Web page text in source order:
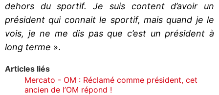
dehors du sportif. Je suis content d’avoir un
président qui connait le sportif, mais quand je le
vois, je ne me dis pas que c’est un président à
long terme ».
Articles liés
Mercato - OM : Réclamé comme président, cet
ancien de l’OM répond !